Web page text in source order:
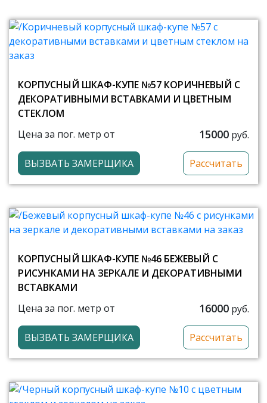
КОРПУСНЫЙ ШКАФ-КУПЕ №57 КОРИЧНЕВЫЙ С
ДЕКОРАТИВНЫМИ ВСТАВКАМИ И ЦВЕТНЫМ
СТЕКЛОМ
Цена за пог. метр от
15000 руб.
ВЫЗВАТЬ ЗАМЕРЩИКА Рассчитать
КОРПУСНЫЙ ШКАФ-КУПЕ №46 БЕЖЕВЫЙ С
РИСУНКАМИ НА ЗЕРКАЛЕ И ДЕКОРАТИВНЫМИ
ВСТАВКАМИ
Цена за пог. метр от
16000 руб.
ВЫЗВАТЬ ЗАМЕРЩИКА Рассчитать